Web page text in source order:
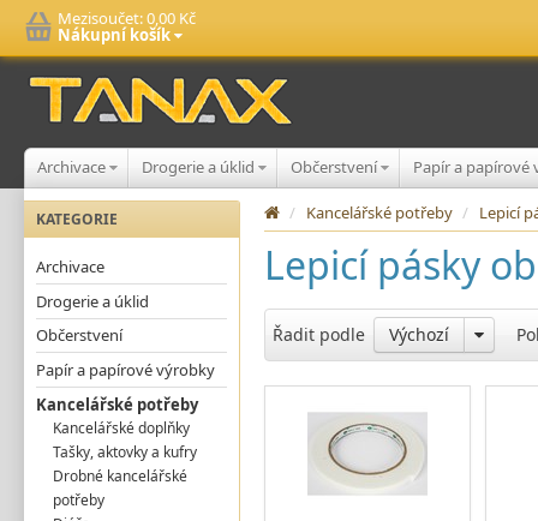
Mezisoučet:0,00 Kč
Nákupní košík
Archivace Drogerie a úklid Občerstvení Papír a
KATEGORIE
Archivace
Drogerie a úklid
Občerstvení
Papír a papírové výrobky
Kancelářské potřeby
Kancelářské doplňky
Tašky, aktovky a kufry
Drobné kancelářské
potřeby
/ Kancelářské potřeby / Lepicí
Lepicí pásky
Řadit podle Výchozí